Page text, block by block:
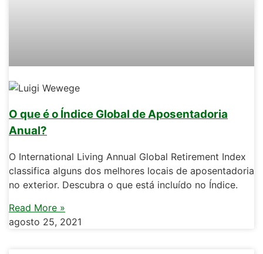
O que é o Índice Global de Aposentadoria
Anual?
O International Living Annual Global Retirement Index
classifica alguns dos melhores locais de aposentadoria
no exterior. Descubra o que está incluído no Índice.
Read More »
agosto 25, 2021